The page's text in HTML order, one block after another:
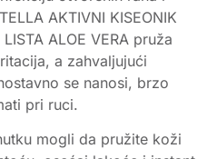
AKTIVNI KISEONIK
ALOE VERA pruža
a zahvaljujući
se nanosi, brzo
pri ruci.
mogli da pružite koži